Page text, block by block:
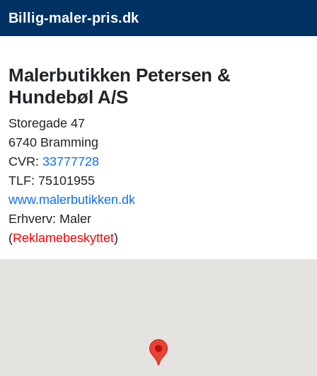
Billig-maler-pris.dk
Malerbutikken Petersen &
Hundebøl A/S
Storegade 47
6740 Bramming
CVR: 33777728
TLF: 75101955
www.malerbutikken.dk
Erhverv: Maler
(Reklamebeskyttet)